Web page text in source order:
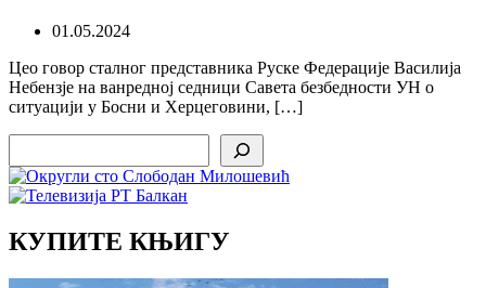
01.05.2024
Цео говор сталног представника Руске Федерације Василија
Небензје на ванредној седници Савета безбедности УН о
ситуацији у Босни и Херцеговини, […]
КУПИТЕ КЊИГУ